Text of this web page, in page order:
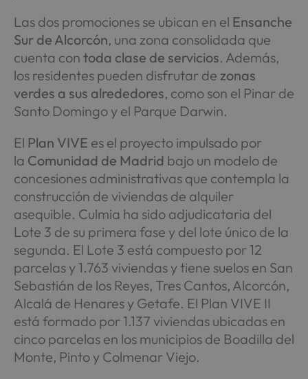
Las dos promociones se ubican en el Ensanche
Sur de Alcorcón, una zona consolidada que
cuenta con toda clase de servicios. Además,
los residentes pueden disfrutar de zonas
verdes a sus alrededores, como son el Pinar de
Santo Domingo y el Parque Darwin.
El Plan VIVE es el proyecto impulsado por
la Comunidad de Madrid bajo un modelo de
concesiones administrativas que contempla la
construcción de viviendas de alquiler
asequible. Culmia ha sido adjudicataria del
Lote 3 de su primera fase y del lote único de la
segunda. El Lote 3 está compuesto por 12
parcelas y 1.763 viviendas y tiene suelos en San
Sebastián de los Reyes, Tres Cantos, Alcorcón,
Alcalá de Henares y Getafe. El Plan VIVE II
está formado por 1.137 viviendas ubicadas en
cinco parcelas en los municipios de Boadilla del
Monte, Pinto y Colmenar Viejo.